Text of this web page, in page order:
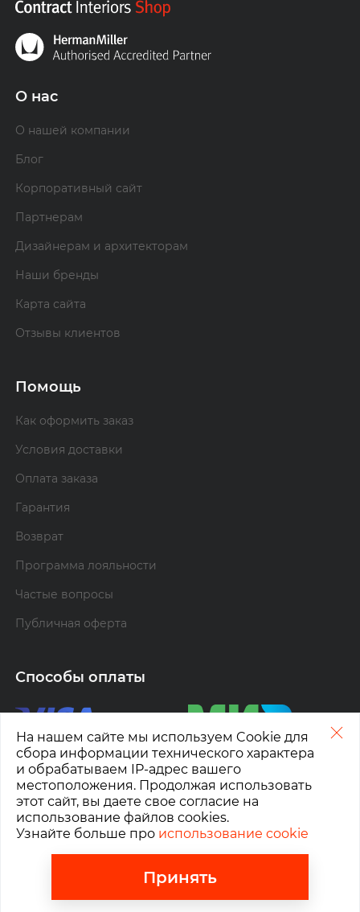
О нас
О нашей компании
Блог
Корпоративный сайт
Партнерам
Дизайнерам и архитекторам
Наши бренды
Карта сайта
Отзывы клиентов
Помощь
Как оформить заказ
Условия доставки
Оплата заказа
Гарантия
Возврат
Программа лояльности
Частые вопросы
Публичная оферта
Способы оплаты
Расчетный счет
На нашем сайте мы используем Cookie для
сбора информации технического характера
и обрабатываем IP-адрес вашего
местоположения. Продолжая использовать
этот сайт, вы даете свое согласие на
использование файлов cookies.
Узнайте больше про использование cookie
Принять